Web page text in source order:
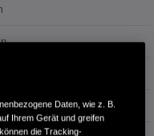
Daten, wie z. B.
Ihrem Gerät und greifen
die Tracking-